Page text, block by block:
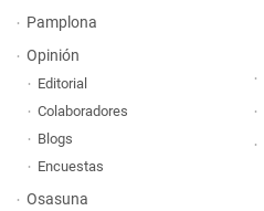
Pamplona
Opinión
Editorial
Colaboradores
Blogs
Encuestas
Osasuna